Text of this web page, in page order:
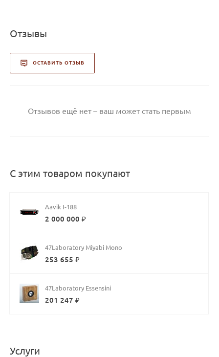
Отзывы
ОСТАВИТЬ ОТЗЫВ
Отзывов ещё нет – ваш может стать первым
С этим товаром покупают
Aavik I-188
2 000 000 ₽
47Laboratory Miyabi Mono
253 655 ₽
47Laboratory Essensini
201 247 ₽
Услуги